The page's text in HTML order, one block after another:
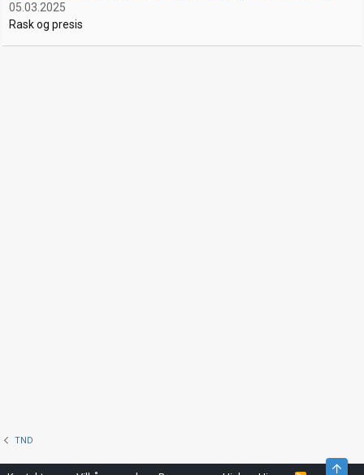
05.03.2025
Rask og presis
TND
Topp